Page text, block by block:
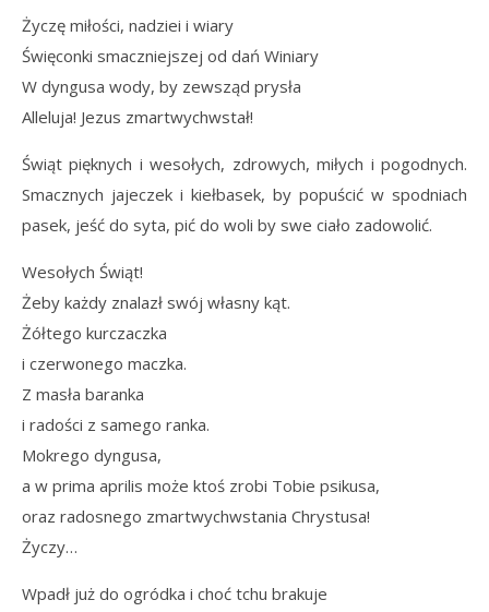
Życzę miłości, nadziei i wiary
Święconki smaczniejszej od dań Winiary
W dyngusa wody, by zewsząd prysła
Alleluja! Jezus zmartwychwstał!
Świąt pięknych i wesołych, zdrowych, miłych i pogodnych.
Smacznych jajeczek i kiełbasek, by popuścić w spodniach
pasek, jeść do syta, pić do woli by swe ciało zadowolić.
Wesołych Świąt!
Żeby każdy znalazł swój własny kąt.
Żółtego kurczaczka
i czerwonego maczka.
Z masła baranka
i radości z samego ranka.
Mokrego dyngusa,
a w prima aprilis może ktoś zrobi Tobie psikusa,
oraz radosnego zmartwychwstania Chrystusa!
Życzy…
Wpadł już do ogródka i choć tchu brakuje